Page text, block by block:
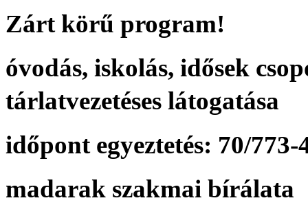
Zárt körű program!
óvodás, iskolás, idősek
tárlatvezetéses látogatása
időpont egyeztetés: 70/773-
madarak szakmai bírálata